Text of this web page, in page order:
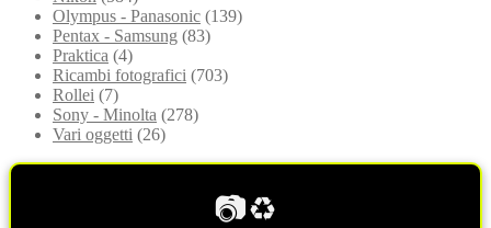
Olympus - Panasonic (139)
Pentax - Samsung (83)
Praktica (4)
Ricambi fotografici (703)
Rollei (7)
Sony - Minolta (278)
Vari oggetti (26)
📷♻️